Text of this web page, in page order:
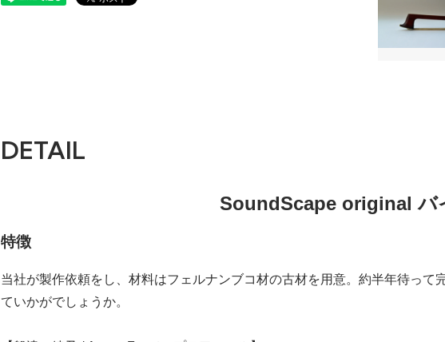
DETAIL
SoundScape original バ
特徴
当社が製作依頼をし、材料はフェルナンブコ材の古材を用意。約半年待っ
ていかがでしょうか。